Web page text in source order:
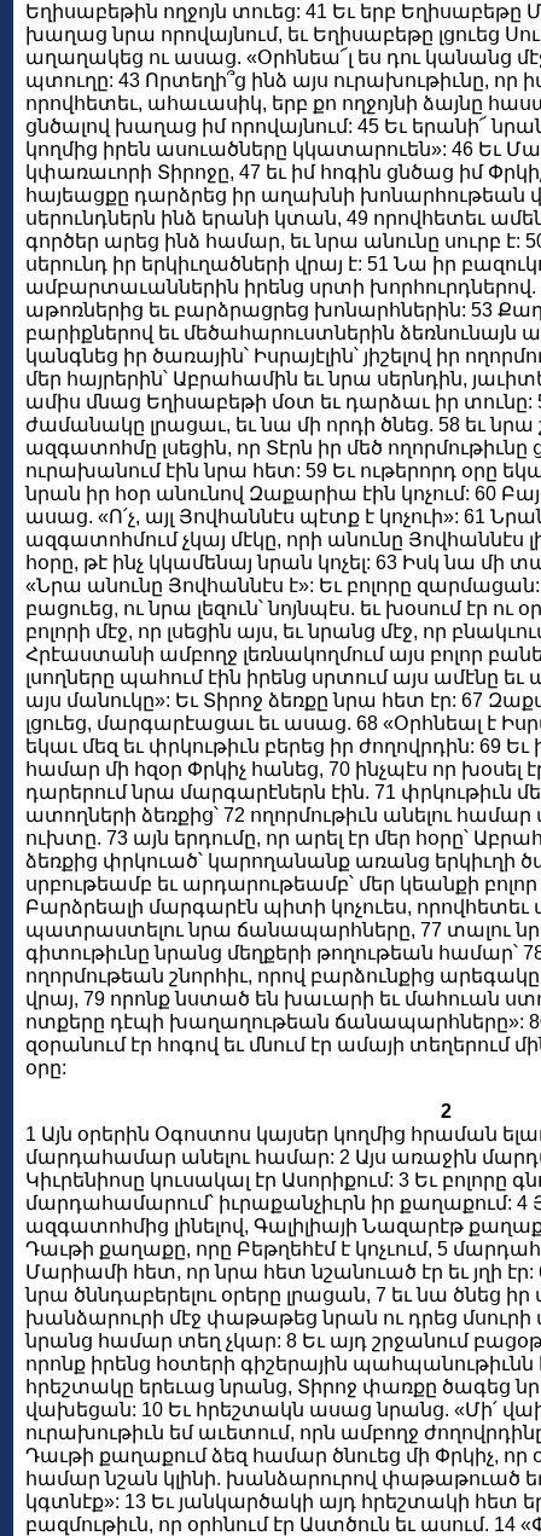
Եղիսաբեթին ողջոյն տուեց: 41 Եւ երբ Եղիսաբեթը
խաղաց նրա որովայնում, եւ Եղիսաբեթը լցուեց
աղաղակեց ու ասաց. «Օրհնեա՜լ ես դու կանանց
պտուղը: 43 Որտեղի՞ց ինձ այս ուրախութիւնը, որ
որովհետեւ, ահաւասիկ, երբ քո ողջոյնի ձայնը
ցնծալով խաղաց իմ որովայնում: 45 Եւ երանի՜
կողմից իրեն ասուածները կկատարուեն»: 46 Եւ
կփառաւորի Տիրոջը, 47 եւ իմ հոգին ցնծաց իմ
հայեացքը դարձրեց իր աղախնի խոնարհութեան
սերունդներն ինձ երանի կտան, 49 որովհետեւ
գործեր արեց ինձ համար, եւ նրա անունը սուրբ է:
սերունդ իր երկիւղածների վրայ է: 51 Նա իր
ամբարտաւաններին իրենց սրտի խորհուրդներով.
աթոռներից եւ բարձրացրեց խոնարհներին: 53
բարիքներով եւ մեծահարուստներին
կանգնեց իր ծառային՝ Իսրայէլին՝ յիշելով իր
մեր հայրերին՝ Աբրահամին եւ նրա սերնդին,
ամիս մնաց Եղիսաբեթի մօտ եւ դարձաւ իր տունը:
ժամանակը լրացաւ, եւ նա մի որդի ծնեց. 58 եւ նրա
ազգատոհմը լսեցին, որ Տէրն իր մեծ
ուրախանում էին նրա հետ: 59 Եւ ութերորդ օրը
նրան իր հօր անունով Զաքարիա էին կոչում: 60
ասաց. «Ո՛չ, այլ Յովհաննէս պէտք է կոչուի»: 61
ազգատոհմում չկայ մէկը, որի անունը Յովհաննէս
հօրը, թէ ինչ կկամենայ նրան կոչել: 63 Իսկ նա մի
«Նրա անունը Յովհաննէս է»: Եւ բոլորը
բացուեց, ու նրա լեզուն՝ նոյնպէս. եւ խօսում էր ու
բոլորի մէջ, որ լսեցին այս, եւ նրանց մէջ, որ
Հրէաստանի ամբողջ լեռնակողմում այս բոլոր
լսողները պահում էին իրենց սրտում այս ամէնը եւ
այս մանուկը»: Եւ Տիրոջ ձեռքը նրա հետ էր: 67
լցուեց, մարգարէացաւ եւ ասաց. 68 «Օրհնեալ է
եկաւ մեզ եւ փրկութիւն բերեց իր ժողովրդին: 69
համար մի հզօր Փրկիչ հանեց, 70 ինչպէս որ խօսել
դարերում նրա մարգարէներն էին. 71 փրկութիւն
ատողների ձեռքից՝ 72 ողորմութիւն անելու համար
ուխտը. 73 այն երդումը, որ արել էր մեր հօրը՝
ձեռքից փրկուած՝ կարողանանք առանց երկիւղի
սրբութեամբ եւ արդարութեամբ՝ մեր կեանքի բոլոր
Բարձրեալի մարգարէն պիտի կոչուես, որովհետեւ
պատրաստելու նրա ճանապարհները, 77 տալու
գիտութիւնը նրանց մեղքերի թողութեան համար՝
ողորմութեան շնորհիւ, որով բարձունքից արեգակը
վրայ, 79 որոնք նստած են խաւարի եւ մահուան
ոտքերը դէպի խաղաղութեան ճանապարհները»: 80
զօրանում էր հոգով եւ մնում էր ամայի տեղերում
օրը:
2
1 Այն օրերին Օգոստոս կայսեր կողմից հրաման
մարդահամար անելու համար: 2 Այս առաջին
Կիւրենիոսը կուսակալ էր Ասորիքում: 3 Եւ բոլորը
մարդահամարում՝ իւրաքանչիւրն իր քաղաքում: 4
ազգատոհմից լինելով, Գալիլիայի Նազարէթ
Դաւթի քաղաքը, որը Բեթղեհէմ է կոչւում, 5
Մարիամի հետ, որ նրա հետ նշանուած էր եւ յղի
նրա ծննդաբերելու օրերը լրացան, 7 եւ նա ծնեց
խանձարուրի մէջ փաթաթեց նրան ու դրեց մսուրի
նրանց համար տեղ չկար: 8 Եւ այդ շրջանում
որոնք իրենց հօտերի գիշերային պահպանութիւնն
հրեշտակը երեւաց նրանց, Տիրոջ փառքը ծագեց
վախեցան: 10 Եւ հրեշտակն ասաց նրանց. «Մի՛
ուրախութիւն եմ աւետում, որն ամբողջ
Դաւթի քաղաքում ձեզ համար ծնուեց մի Փրկիչ, որ
համար նշան կլինի. խանձարուրով փաթաթուած եւ
կգտնէք»: 13 Եւ յանկարծակի այդ հրեշտակի հետ
բազմութիւն, որ օրհնում էր Աստծուն եւ ասում. 14